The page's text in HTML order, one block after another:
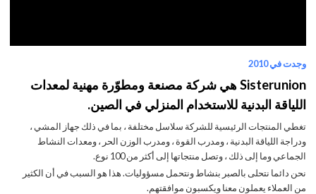
وجدت في 2010
Sisterunion هي شركة مصنعة ومطوّرة مهنية لمعدات
اللياقة البدنية للاستخدام المنزلي في الصين.
تغطي المنتجات الرئيسية للشركة سلاسل مختلفة ، بما في ذلك جهاز المشي ،
ودراجة اللياقة البدنية ، ومدرب القوة ، ومدرب الوزن الحر ، ومعدات النشاط
الجماعي وما إلى ذلك ، وتصل منتجاتها إلى أكثر من 100 نوع.
نحن دائما نتحلى بالصبر بنشاط ونتحمل مسؤوليات. هذا هو السبب في أن الكثير
من العملاء يعملون معنا ويكسبون موافقتهم.